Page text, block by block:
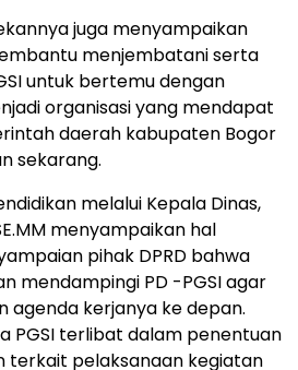
juga menyampaikan
menjembatani serta
untuk bertemu dengan
organisasi yang mendapat
daerah kabupaten Bogor
sekarang.
melalui Kepala Dinas,
menyampaikan hal
pihak DPRD bahwa
mendampingi PD -PGSI agar
agenda kerjanya ke depan.
PGSI terlibat dalam penentuan
terkait pelaksanaan kegiatan